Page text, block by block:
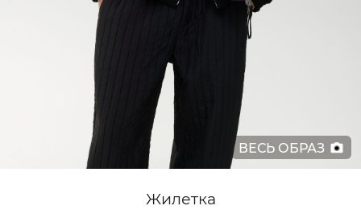
ВЕСЬ ОБРАЗ
Жилетка
Кардиганы
Комплекты
Лонгсливы